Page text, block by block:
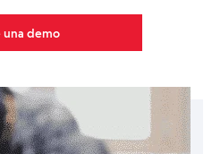
una demo